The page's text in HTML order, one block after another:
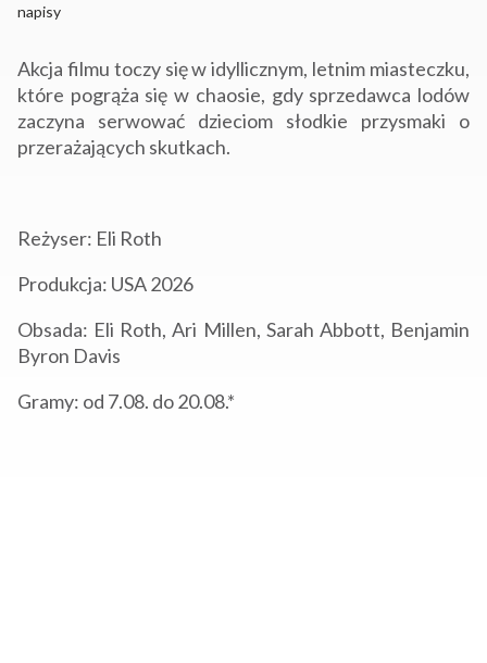
napisy
Akcja filmu toczy się w idyllicznym, letnim miasteczku,
które pogrąża się w chaosie, gdy sprzedawca lodów
zaczyna serwować dzieciom słodkie przysmaki o
przerażających skutkach.
Reżyser: Eli Roth
Produkcja: USA 2026
Obsada: Eli Roth, Ari Millen, Sarah Abbott, Benjamin
Byron Davis
Gramy: od 7.08. do 20.08.*